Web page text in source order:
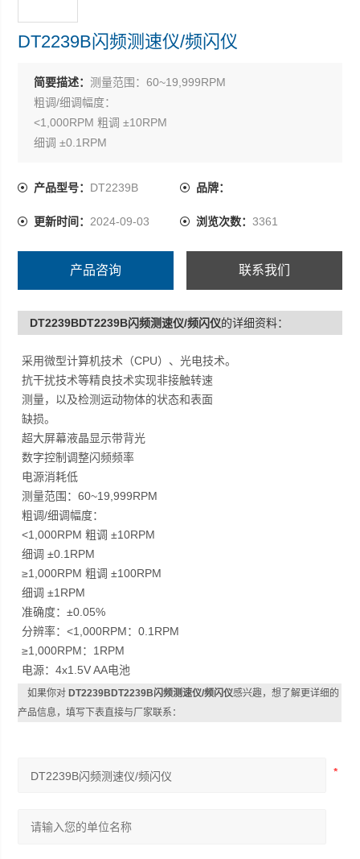
DT2239B闪频测速仪/频闪仪
简要描述： 测量范围：60~19,999RPM
粗调/细调幅度：
<1,000RPM 粗调 ±10RPM
细调 ±0.1RPM
细调 ±1RPM
分辨率：<1,000RPM：0.1RPM
产品型号： DT2239B 品牌：
更新时间： 2024-09-03 浏览次数： 3361
产品咨询 联系我们
DT2239BDT2239B闪频测速仪/频闪仪的详细资料：
采用微型计算机技术（CPU）、光电技术。
抗干扰技术等精良技术实现非接触转速
测量，以及检测运动物体的状态和表面
缺损。
超大屏幕液晶显示带背光
数字控制调整闪频频率
电源消耗低
测量范围：60~19,999RPM
粗调/细调幅度：
<1,000RPM 粗调 ±10RPM
细调 ±0.1RPM
≥1,000RPM 粗调 ±100RPM
细调 ±1RPM
准确度：±0.05%
分辨率：<1,000RPM：0.1RPM
≥1,000RPM：1RPM
电源：4x1.5V AA电池
如果你对 DT2239BDT2239B闪频测速仪/频闪仪感兴趣，想了解更详细的
产品信息，填写下表直接与厂家联系：